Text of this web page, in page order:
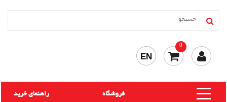
0
EN
راهنمای خرید فروشگاه